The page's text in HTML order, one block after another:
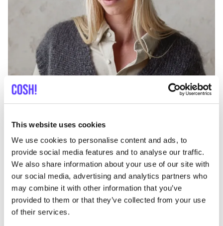
This website uses cookies
We use cookies to personalise content and ads, to
provide social media features and to analyse our traffic.
We also share information about your use of our site with
our social media, advertising and analytics partners who
may combine it with other information that you’ve
provided to them or that they’ve collected from your use
of their services.